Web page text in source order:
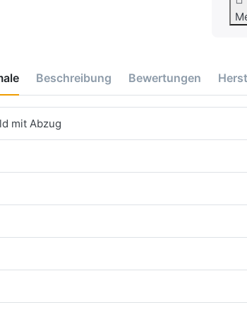
Beschreibung Bewertungen
mit Abzug